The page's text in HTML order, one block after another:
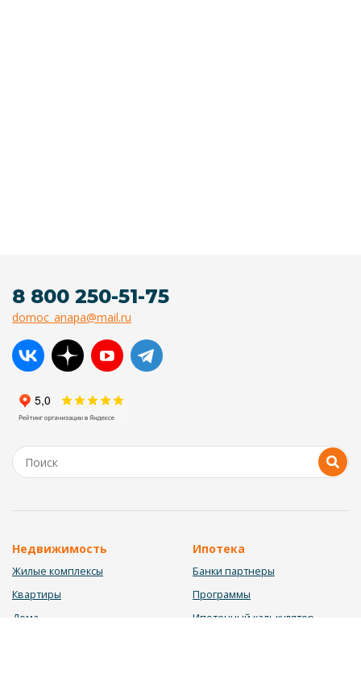
8 800 250-51-75
domoc_anapa@mail.ru
Недвижимость
Жилые комплексы
Квартиры
Дома
Ипотека
Банки партнеры
Программы
Ипотечный калькулятор